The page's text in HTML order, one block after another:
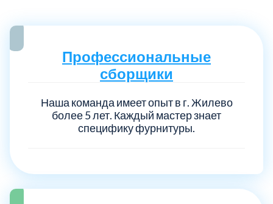
Профессиональные
сборщики
Наша команда имеет опыт в г. Жилево
более 5 лет. Каждый мастер знает
специфику фурнитуры.